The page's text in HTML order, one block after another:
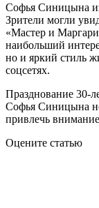
Софья Синицына
Зрители могли
«Мастер и
наибольший
но и яркий стиль
соцсетях.
Празднование 30-
Софья Синицына не
привлечь
Оцените статью